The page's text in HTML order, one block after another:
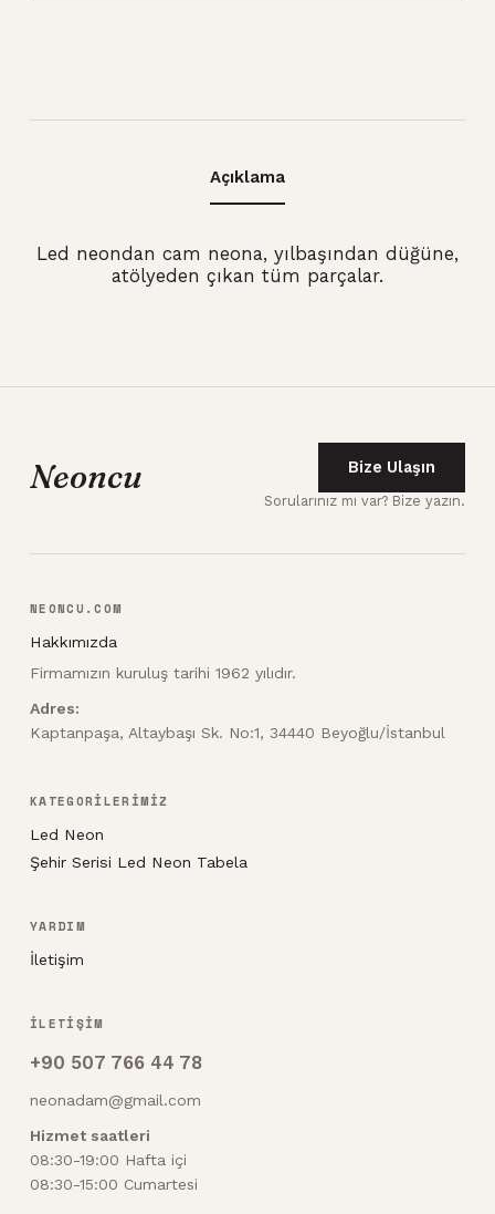
Açıklama
Led neondan cam neona, yılbaşından düğüne,
atölyeden çıkan tüm parçalar.
Neoncu Bize Ulaşın
Sorularınız mı var? Bize yazın.
NEONCU.COM
Hakkımızda
Firmamızın kuruluş tarihi 1962 yılıdır.
Adres:
Kaptanpaşa, Altaybaşı Sk. No:1, 34440 Beyoğlu/İstanbul
KATEGORİLERİMİZ
Led Neon
Şehir Serisi Led Neon Tabela
YARDIM
İletişim
İLETİŞİM
+90 507 766 44 78
neonadam@gmail.com
Hizmet saatleri
08:30-19:00 Hafta içi
08:30-15:00 Cumartesi